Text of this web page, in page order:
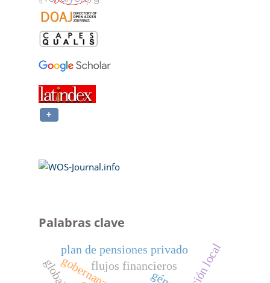
Palabras clave
gobernanzaflujos financieros
plan de pensiones privado